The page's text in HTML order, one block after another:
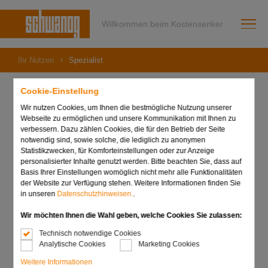
Cookie-Einstellung
Wir nutzen Cookies, um Ihnen die bestmögliche Nutzung unserer
Webseite zu ermöglichen und unsere Kommunikation mit Ihnen zu
verbessern. Dazu zählen Cookies, die für den Betrieb der Seite
notwendig sind, sowie solche, die lediglich zu anonymen
Statistikzwecken, für Komforteinstellungen oder zur Anzeige
personalisierter Inhalte genutzt werden. Bitte beachten Sie, dass auf
Basis Ihrer Einstellungen womöglich nicht mehr alle Funktionalitäten
der Website zur Verfügung stehen. Weitere Informationen finden Sie
in unseren Datenschutzhinweisen.
Wir möchten Ihnen die Wahl geben, welche Cookies Sie zulassen:
Technisch notwendige Cookies
Analytische Cookies
Marketing Cookies
Weitere Informationen
Willkommen beim Kostensenker
Ihr Nutzen Spezialist
Spezialist
75 Jahre Erfahrung als Spezialisten in der Herstellung von
individuellen Profilwerkzeugsystemen sind keine
Kleinigkeit. Vor allem dann nicht, wenn man sich auf ein
einzelnes Produktsegment konzentriert und dort zu
das die Herstellung von individuellen Werkzeugen auch in
geringen Losgrößen. Jeder unserer Mitarbeiter verfügt über
ein umfangreiches Knowhow und die Fähigkeit, dieses nicht
nur zielgerichtet für Sie einzusetzen, sondern auch